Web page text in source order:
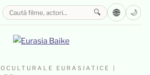
EURASIATICE |
🔍 🌐 🌙